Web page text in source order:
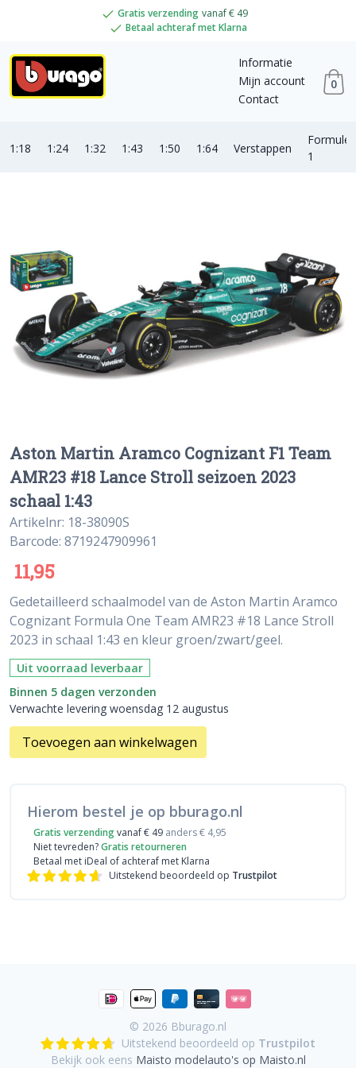
Gratis verzending vanaf € 49
Betaal achteraf met Klarna
Informatie
Mijn account
Contact
0
1:18 1:24 1:32 1:43 1:50 1:64 Verstappen
Formule
1
Aston Martin Aramco Cognizant F1 Team
AMR23 #18 Lance Stroll seizoen 2023
schaal 1:43
Artikelnr: 18-38090S
Barcode: 8719247909961
11,95
Gedetailleerd schaalmodel van de Aston Martin Aramco
Cognizant Formula One Team AMR23 #18 Lance Stroll
2023 in schaal 1:43 en kleur groen/zwart/geel.
Uit voorraad leverbaar
Binnen 5 dagen verzonden
Verwachte levering woensdag 12 augustus
Toevoegen aan winkelwagen
Hierom bestel je op bburago.nl
Gratis verzendingvanaf € 49 anders € 4,95
Niet tevreden?Gratis retourneren
Betaal met iDeal of achteraf met Klarna
Uitstekend beoordeeld op Trustpilot
© 2026 Bburago.nl
Uitstekend beoordeeld op Trustpilot
Bekijk ook eens Maisto modelauto's op Maisto.nl